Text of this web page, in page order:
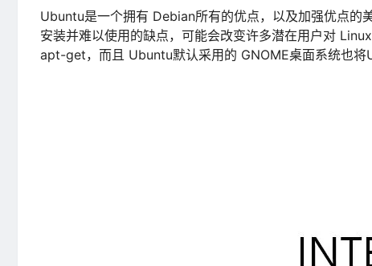
Ubuntu是一个拥有 Debian所有的优点，以及加强优点
安装并难以使用的缺点，可能会改变许多潜在用户对
apt-get，而且 Ubuntu默认采用的 GNOME桌面系统也将